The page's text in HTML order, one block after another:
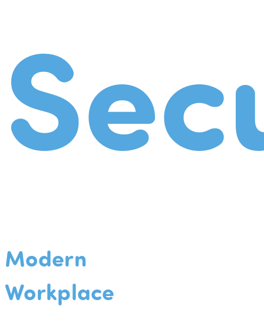
Modern
Workplace